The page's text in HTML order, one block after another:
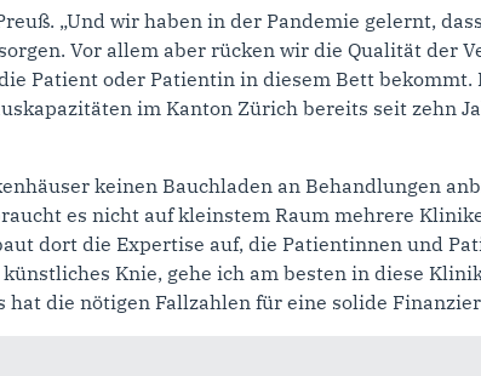
„Und wir haben in der Pandemie gelernt,
Vor allem aber rücken wir die Qualität der
Patient oder Patientin in diesem Bett
im Kanton Zürich bereits seit zehn
keinen Bauchladen an Behandlungen
es nicht auf kleinstem Raum mehrere
dort die Expertise auf, die Patientinnen und
Knie, gehe ich am besten in diese
die nötigen Fallzahlen für eine solide